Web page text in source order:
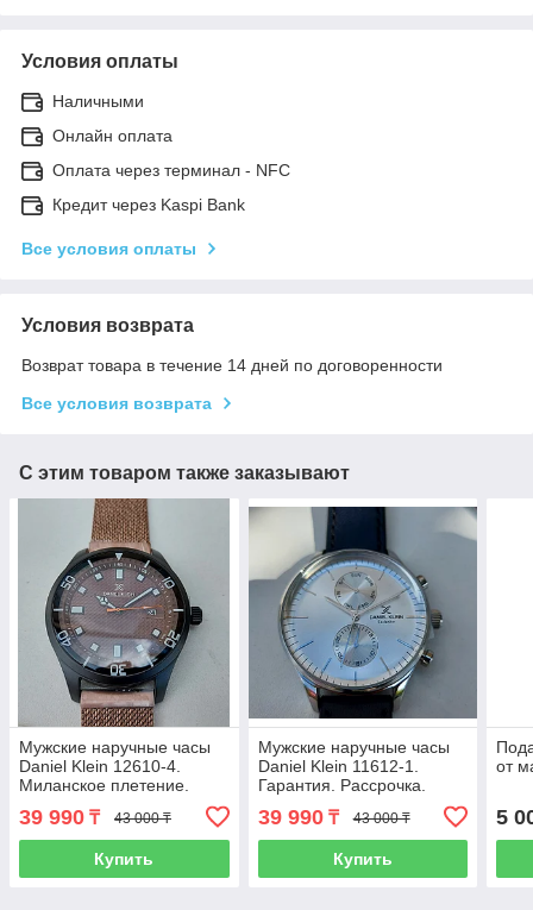
Условия оплаты
Наличными
Онлайн оплата
Оплата через терминал - NFC
Кредит через Kaspi Bank
Все условия оплаты
Условия возврата
Возврат товара в течение 14 дней по договоренности
Все условия возврата
С этим товаром также заказывают
Мужские наручные часы
Daniel Klein 12610-4.
Миланское плетение.
Гарантия. Рассрочка.
Kaspi RED.
39 990 ₸ 43 000 ₸
Купить
Мужские наручные часы
Daniel Klein 11612-1.
Гарантия. Рассрочка.
Kaspi RED.
39 990₸ 43 000 ₸
Купить
от
5